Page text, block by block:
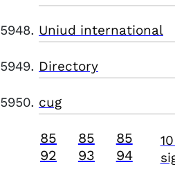
Uniud international
Directory
cug
85
92
85
93
85
94